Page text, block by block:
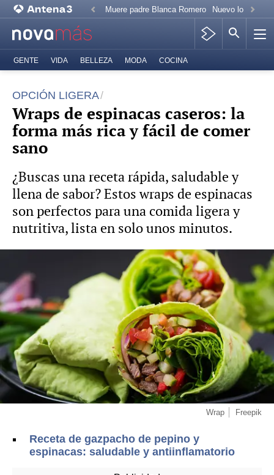
Muere padre Blanca Romero Nuevo look Paz
GENTE VIDA BELLEZA MODA COCINA
OPCIÓN LIGERA
Wraps de espinacas caseros: la
forma más rica y fácil de comer
sano
¿Buscas una receta rápida, saludable y
llena de sabor? Estos wraps de espinacas
son perfectos para una comida ligera y
nutritiva, lista en solo unos minutos.
Wrap Freepik
Receta de gazpacho de pepino y
espinacas: saludable y antiinflamatorio